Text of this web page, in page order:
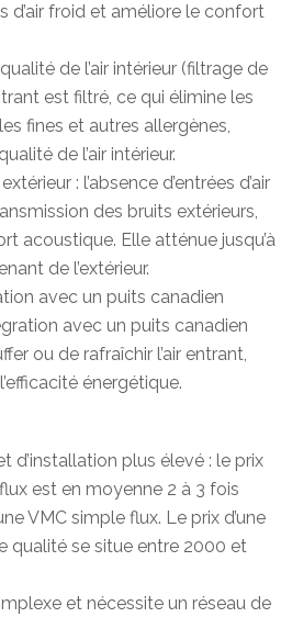
d’air froid et améliore le confort
de l’air intérieur (filtrage de
est filtré, ce qui élimine les
fines et autres allergènes,
de l’air intérieur.
: l’absence d’entrées d’air
des bruits extérieurs,
acoustique. Elle atténue jusqu’à
de l’extérieur.
avec un puits canadien
avec un puits canadien
ou de rafraîchir l’air entrant,
énergétique.
d’installation plus élevé : le prix
est en moyenne 2 à 3 fois
VMC simple flux. Le prix d’une
qualité se situe entre 2000 et
et nécessite un réseau de